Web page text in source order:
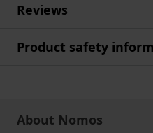
Reviews
Product safety
About Nomos